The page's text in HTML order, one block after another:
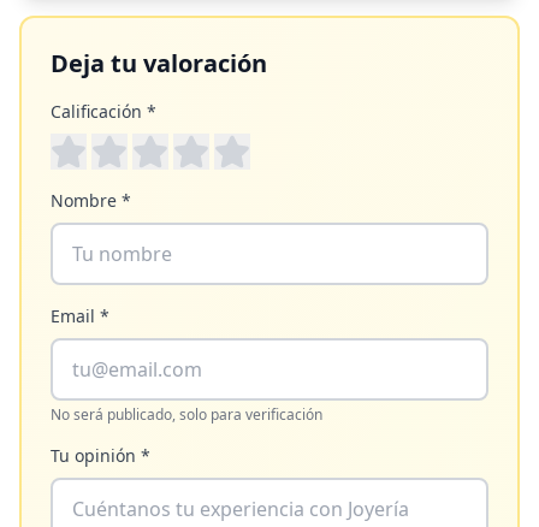
Deja tu valoración
Calificación *
Nombre *
Email *
No será publicado, solo para verificación
Tu opinión *